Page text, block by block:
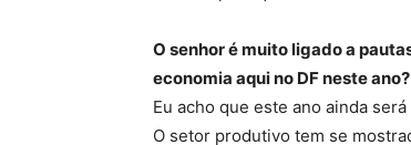
O senhor é muito ligado a
economia aqui no DF neste ano?
Eu acho que este ano ainda
O setor produtivo tem se